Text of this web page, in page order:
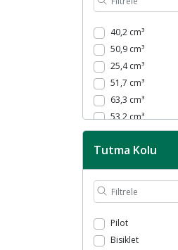
1,2 kW
3,3 hp / 2,4 kW
1,70 hp - 1,25 kW
20 V
60 V
300 W
1000 Watt
40,2 cm³
50,9 cm³
25,4 cm³
51,7 cm³
63,3 cm³
53,2 cm³
43 cm³
Tutma Kolu
Pilot
Bisiklet